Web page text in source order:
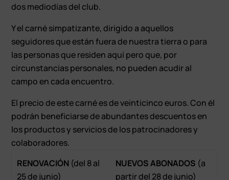
dos mediodías del club.
Y el carné simpatizante, dirigido a aquellos
seguidores que están fuera de nuestra tierra o para
las personas que residen aquí pero que, por
circunstancias personales, no pueden acudir al
campo en cada encuentro.
El precio de este carné es de veinticinco euros. Con él
podrán beneficiarse de abundantes descuentos en
los productos y servicios de los patrocinadores y
colaboradores.
RENOVACIÓN(del 8 al
25 de junio)
NUEVOS ABONADOS (a
partir del 28 de junio)